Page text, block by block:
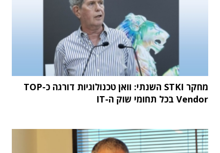
מחקר STKI השנתי: וואן טכנולוגיות דורגה כ-TOP
Vendor בכל תחומי שוק ה-IT